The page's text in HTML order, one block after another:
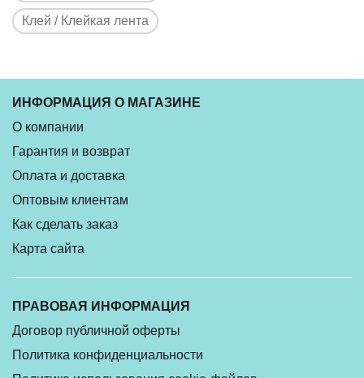
Клей / Клейкая лента
ИНФОРМАЦИЯ О МАГАЗИНЕ
О компании
Гарантия и возврат
Оплата и доставка
Оптовым клиентам
Как сделать заказ
Карта сайта
ПРАВОВАЯ ИНФОРМАЦИЯ
Договор публичной оферты
Политика конфиденциальности